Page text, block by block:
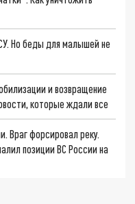
Но беды для малышей не
и возвращение
которые ждали все
Враг форсировал реку.
позиции ВС России на